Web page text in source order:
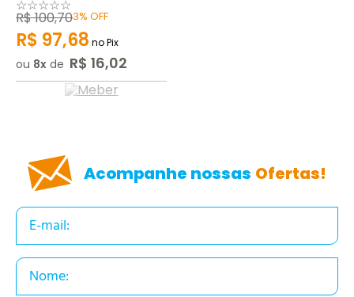
☆☆☆☆☆
R$100,703% OFF
R$ 97,68 no Pix
ou 8 de R$ 16,02
Acompanhe nossas Ofertas!